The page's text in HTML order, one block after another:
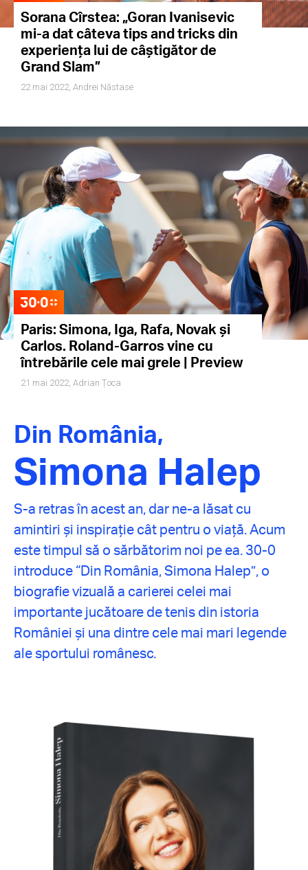
Sorana Cîrstea: „Goran Ivanisevic
mi-a dat câteva tips and tricks din
experiența lui de câștigător de
Grand Slam”
22 mai 2022, Andrei Năstase
Paris: Simona, Iga, Rafa, Novak și
Carlos. Roland-Garros vine cu
întrebările cele mai grele | Preview
21 mai 2022, Adrian Țoca
Din România,
Simona Halep
S-a retras în acest an, dar ne-a lăsat cu
amintiri și inspirație cât pentru o viață. Acum
este timpul să o sărbătorim noi pe ea. 30-0
introduce “Din România, Simona Halep”, o
biografie vizuală a carierei celei mai
importante jucătoare de tenis din istoria
României și una dintre cele mai mari legende
ale sportului românesc.